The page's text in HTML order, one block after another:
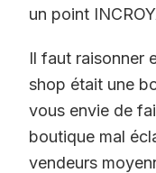
un point
Il faut raisonner
shop était une
vous envie de
boutique mal
vendeurs